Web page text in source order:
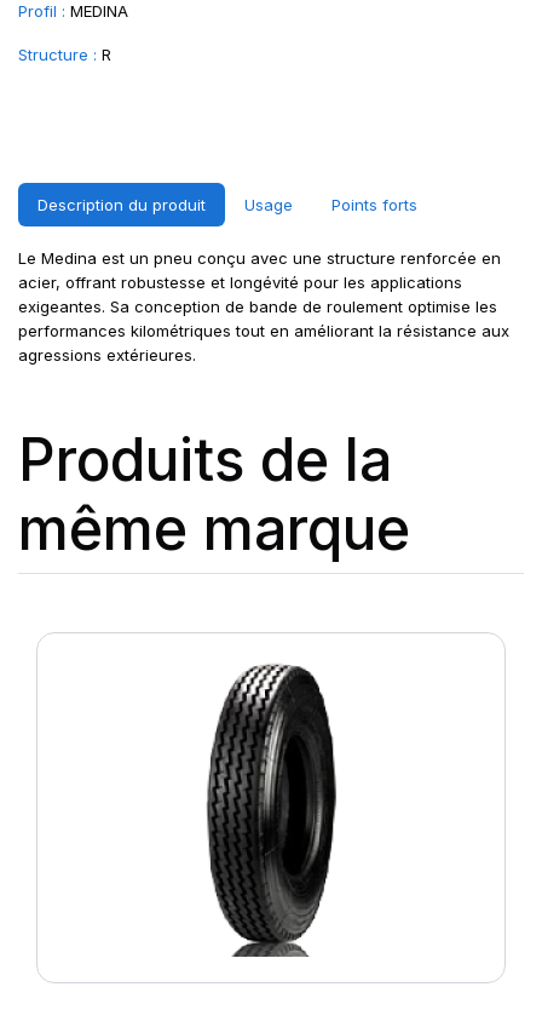
Profil : MEDINA
Structure : R
Description du produit Usage Points forts
Le Medina est un pneu conçu avec une structure renforcée en
acier, offrant robustesse et longévité pour les applications
exigeantes. Sa conception de bande de roulement optimise les
performances kilométriques tout en améliorant la résistance aux
agressions extérieures.
Produits de la
même marque